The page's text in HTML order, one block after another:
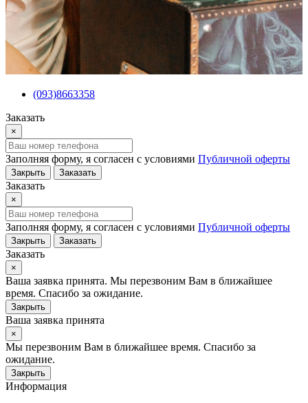
(093)8663358
Заказать
×
Заполняя форму, я согласен с условиями Публичной оферты
Закрыть Заказать
Заказать
×
Заполняя форму, я согласен с условиями Публичной оферты
Закрыть Заказать
Заказать
×
Ваша заявка принята. Мы перезвоним Вам в ближайшее
время. Спасибо за ожидание.
Закрыть
Ваша заявка принята
×
Мы перезвоним Вам в ближайшее время. Спасибо за
ожидание.
Закрыть
Информация